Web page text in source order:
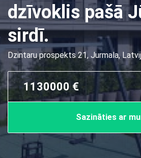
dzīvoklis pašā
sirdī.
Dzintaru prospekts 21, Jurmala,
1130000 €
Sazināties ar